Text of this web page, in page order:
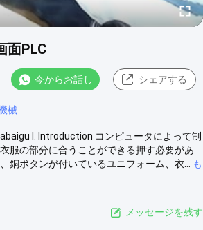
面PLC
今からお話し シェアする
械
I. Introduction コンピュータによって制
服の部分に合うことができる押す必要があ
ボタンが付いているユニフォーム、衣...
も
メッセージを残す